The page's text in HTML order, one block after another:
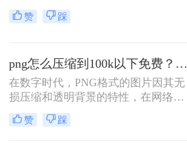
片由于其无损压缩和支持透明度的特
性，往往文件体积较大，给存储和传
图片压缩方法，帮助您轻松减小PNG
图片的大小。
赞 踩
png怎么压缩到100k以下免费？分享三个高效压缩方法！
在数字时代，PNG格式的图片因其无
损压缩和透明背景的特性，在网络传
播和设计中备受欢迎。然而，PNG图
片有时会因为文件过大而影响加载速
赞 踩